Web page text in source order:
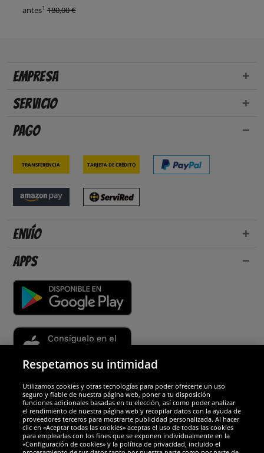
antes1 180,00 €
Empresa
Servicio
Pago
Transferencia Tarjeta de crédito
Envío
Apps
Socios y seguridad
Galardones
Respetamos su intimidad
Utilizamos cookies y otras tecnologías para poder ofrecerte un uso
seguro y fiable de nuestra página web, poner a tu disposición
funciones adicionales basadas en tu elección, así como poder analizar
el rendimiento de nuestra página web y recopilar datos con la ayuda de
proveedores terceros para mostrarte publicidad personalizada. Al hacer
clic en «Aceptar todas las cookies» aceptas el uso de todas las cookies
para emplearlas con los fines que se exponen individualmente en la
«Configuración de cookies» y la política de privacidad, incluido el